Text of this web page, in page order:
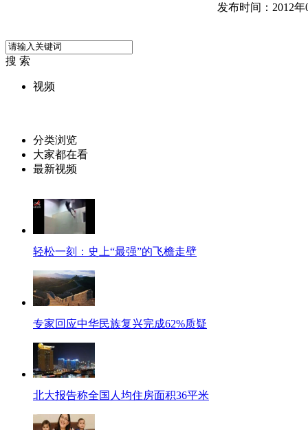
发布时间：2012年
搜 索
视频
分类浏览
大家都在看
最新视频
轻松一刻：史上“最强”的飞檐走壁
专家回应中华民族复兴完成62%质疑
北大报告称全国人均住房面积36平米